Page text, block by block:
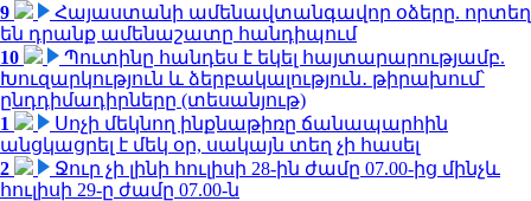
9
Հայաստանի ամենավտանգավոր օձերը. որտեղ
են դրանք ամենաշատը հանդիպում
10
Պուտինը հանդես է եկել հայտարարությամբ.
Խուզարկություն և ձերբակալություն․ թիրախում՝
ընդդիմադիրները (տեսանյութ)
1
Սոչի մեկնող ինքնաթիռը ճանապարհին
անցկացրել է մեկ օր, սակայն տեղ չի հասել
2
Ջուր չի լինի հուլիսի 28-ին ժամը 07.00-ից մինչև
հուլիսի 29-ը ժամը 07.00-ն